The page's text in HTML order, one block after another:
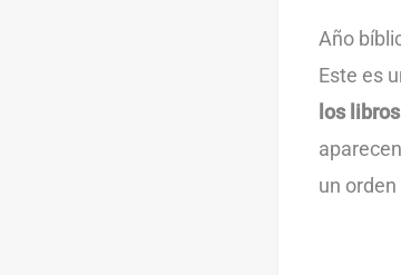
Año
Este es
los
un